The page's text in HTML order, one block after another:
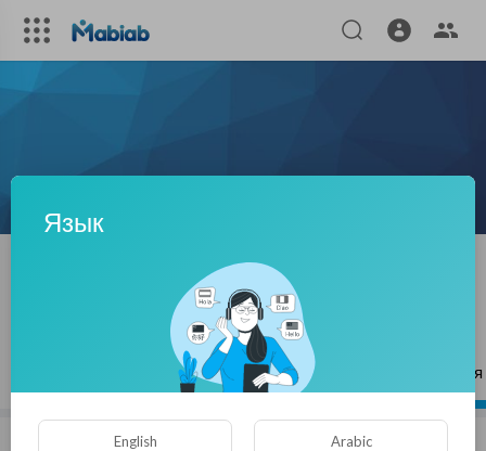
susmita bhosale|
ПОДПИСЫВАЙСЯ
Плейлисты
Язык
English Arabic